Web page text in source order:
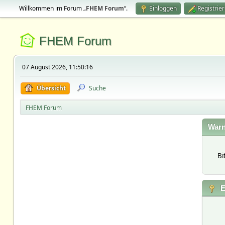
Willkommen im Forum „FHEM Forum“. Einloggen
FHEM Forum
07 August 2026, 11:50:16
Übersicht Suche
FHEM Forum